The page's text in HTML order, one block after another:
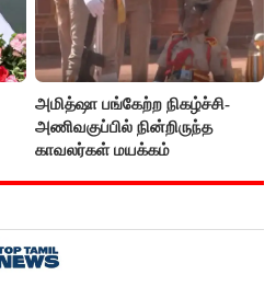
அமித்ஷா பங்கேற்ற நிகழ்ச்சி-
அணிவகுப்பில் நின்றிருந்த
காவலர்கள் மயக்கம்